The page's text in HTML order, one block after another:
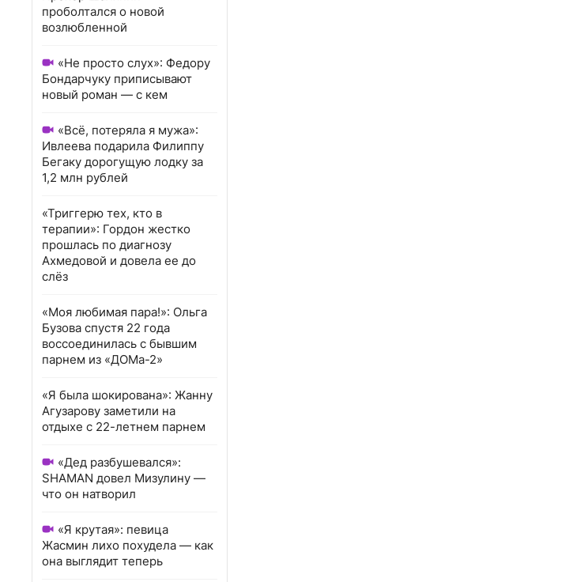
проболтался о новой
возлюбленной
«Не просто слух»: Федору
Бондарчуку приписывают
новый роман — с кем
«Всё, потеряла я мужа»:
Ивлеева подарила Филиппу
Бегаку дорогущую лодку за
1,2 млн рублей
«Триггерю тех, кто в
терапии»: Гордон жестко
прошлась по диагнозу
Ахмедовой и довела ее до
слёз
«Моя любимая пара!»: Ольга
Бузова спустя 22 года
воссоединилась с бывшим
парнем из «ДОМа-2»
«Я была шокирована»: Жанну
Агузарову заметили на
отдыхе с 22-летнем парнем
«Дед разбушевался»:
SHAMAN довел Мизулину —
что он натворил
«Я крутая»: певица
Жасмин лихо похудела — как
она выглядит теперь